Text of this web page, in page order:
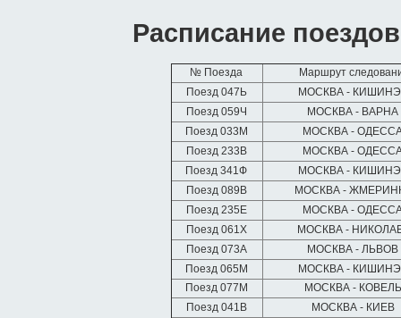
Расписание
№ Поезда
Маршрут
Поезд 047Ь
МОСКВА -
Поезд 059Ч
МОСКВА - ВАРНА
Поезд 033М
МОСКВА -
Поезд 233В
МОСКВА -
Поезд 341Ф
МОСКВА -
Поезд 089В
МОСКВА -
Поезд 235Е
МОСКВА -
Поезд 061Х
МОСКВА -
Поезд 073А
МОСКВА - ЛЬВОВ
Поезд 065М
МОСКВА -
Поезд 077М
МОСКВА -
Поезд 041В
МОСКВА - КИЕВ